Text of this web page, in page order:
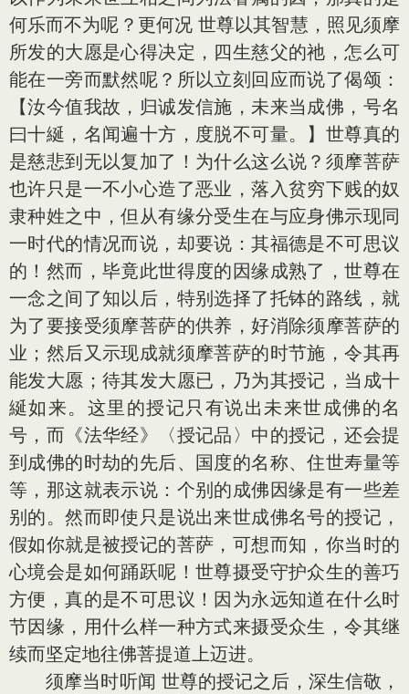
何乐而不为呢？更何况 世尊以其智慧，照见须摩
所发的大愿是心得决定，四生慈父的祂，怎么可
能在一旁而默然呢？所以立刻回应而说了偈颂：
【汝今值我故，归诚发信施，未来当成佛，号名
曰十綖，名闻遍十方，度脱不可量。】世尊真的
是慈悲到无以复加了！为什么这么说？须摩菩萨
也许只是一不小心造了恶业，落入贫穷下贱的奴
隶种姓之中，但从有缘分受生在与应身佛示现同
一时代的情况而说，却要说：其福德是不可思议
的！然而，毕竟此世得度的因缘成熟了，世尊在
一念之间了知以后，特别选择了托钵的路线，就
为了要接受须摩菩萨的供养，好消除须摩菩萨的
业；然后又示现成就须摩菩萨的时节施，令其再
能发大愿；待其发大愿已，乃为其授记，当成十
綖如来。这里的授记只有说出未来世成佛的名
号，而《法华经》〈授记品〉中的授记，还会提
到成佛的时劫的先后、国度的名称、住世寿量等
等，那这就表示说：个别的成佛因缘是有一些差
别的。然而即使只是说出来世成佛名号的授记，
假如你就是被授记的菩萨，可想而知，你当时的
心境会是如何踊跃呢！世尊摄受守护众生的善巧
方便，真的是不可思议！因为永远知道在什么时
节因缘，用什么样一种方式来摄受众生，令其继
续而坚定地往佛菩提道上迈进。
须摩当时听闻 世尊的授记之后，深生信敬，